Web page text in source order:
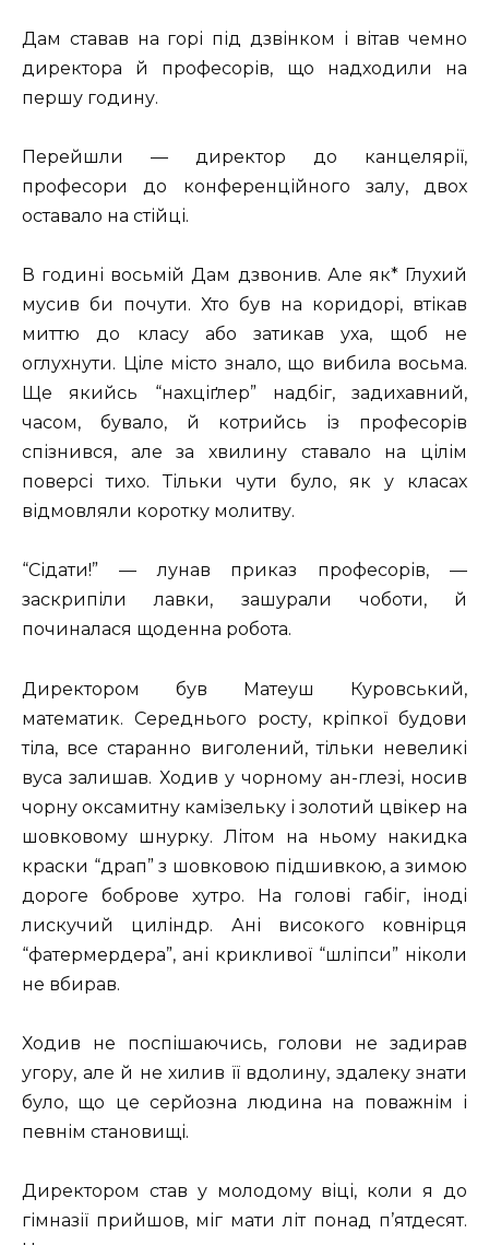
Дам ставав на горі під дзвінком і вітав чемно
директора й професорів, що надходили на
першу годину.
Перейшли — директор до канцелярії,
професори до конференційного залу, двох
оставало на стійці.
В годині восьмій Дам дзвонив. Але як* Глухий
мусив би почути. Хто був на коридорі, втікав
миттю до класу або затикав уха, щоб не
оглухнути. Ціле місто знало, що вибила восьма.
Ще якийсь “нахціґлер” надбіг, задихавний,
часом, бувало, й котрийсь із професорів
спізнився, але за хвилину ставало на цілім
поверсі тихо. Тільки чути було, як у класах
відмовляли коротку молитву.
“Сідати!” — лунав приказ професорів, —
заскрипіли лавки, зашурали чоботи, й
починалася щоденна робота.
Директором був Матеуш Куровський,
математик. Середнього росту, кріпкої будови
тіла, все старанно виголений, тільки невеликі
вуса залишав. Ходив у чорному ан-глезі, носив
чорну оксамитну камізельку і золотий цвікер на
шовковому шнурку. Літом на ньому накидка
краски “драп” з шовковою підшивкою, а зимою
дороге боброве хутро. На голові габіг, іноді
лискучий циліндр. Ані високого ковнірця
“фатермердера”, ані крикливої “шліпси” ніколи
не вбирав.
Ходив не поспішаючись, голови не задирав
угору, але й не хилив її вдолину, здалеку знати
було, що це серйозна людина на поважнім і
певнім становищі.
Директором став у молодому віці, коли я до
гімназії прийшов, міг мати літ понад п’ятдесят.